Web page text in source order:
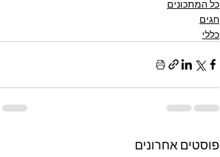
כל המתכונים
חגים
כללי
פוסטים אחרונים